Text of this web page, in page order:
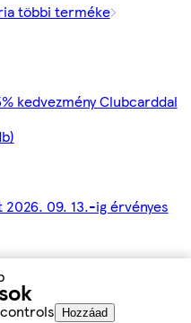
többi terméke
kedvezmény Clubcarddal
2026. 09. 13.-ig érvényes
Hozzáad